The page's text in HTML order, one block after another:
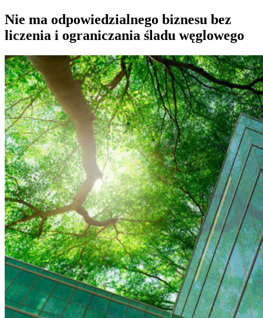
Nie ma odpowiedzialnego biznesu bez
liczenia i ograniczania śladu węglowego